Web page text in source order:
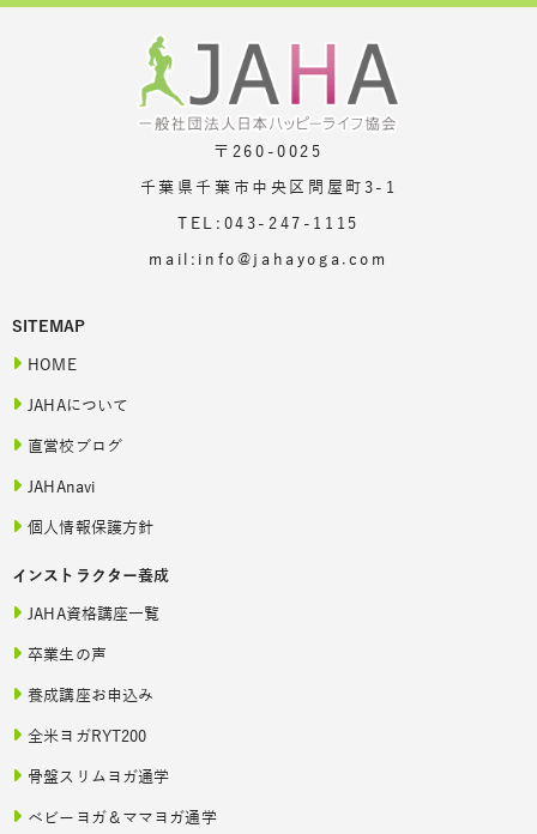
〒260-0025
千葉県千葉市中央区問屋町3-1
TEL:043-247-1115
mail:info@jahayoga.com
SITEMAP
HOME
JAHAについて
直営校ブログ
JAHAnavi
個人情報保護方針
インストラクター養成
JAHA資格講座一覧
卒業生の声
養成講座お申込み
全米ヨガRYT200
骨盤スリムヨガ通学
ベビーヨガ＆ママヨガ通学